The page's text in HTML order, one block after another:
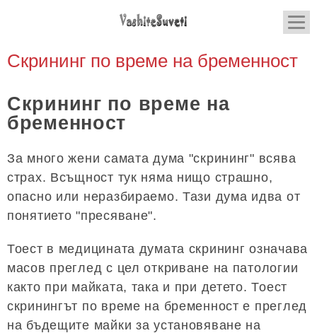
Скрининг по време на бременност
Скрининг по време на
бременност
За много жени самата дума "скрининг" всява
страх. Всъщност тук няма нищо страшно,
опасно или неразбираемо. Тази дума идва от
понятието "пресяване".
Тоест в медицината думата скрининг означава
масов преглед с цел откриване на патологии
както при майката, така и при детето. Тоест
скринингът по време на бременност е преглед
на бъдещите майки за установяване на